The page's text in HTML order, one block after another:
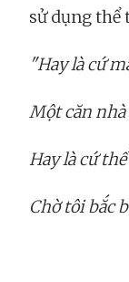
sử dụng thể
"Hay là cứ
Một căn
Hay là cứ
Chờ tôi bắc